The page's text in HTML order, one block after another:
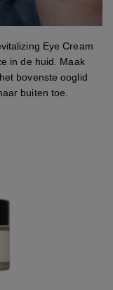
Eye Cream
in de huid. Maak
bovenste ooglid
buiten toe.